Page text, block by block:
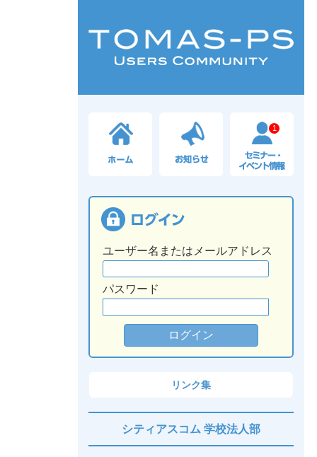
1
ユーザー名またはメールアドレス
パスワード
リンク集
シティアスコム 学校法人部